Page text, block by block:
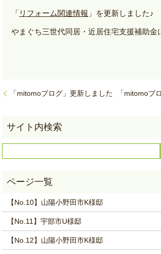
「 リフォーム関連情報 」を更新しました♪
やまぐち三世代同居・近居住宅支援補助金
「mitomoブログ」更新しました 「mitomoブ
【No.10】山陽小野田市K様邸
【No.11】宇部市U様邸
【No.12】山陽小野田市K様邸